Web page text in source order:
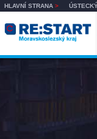
HLAVNÍ STRANA >